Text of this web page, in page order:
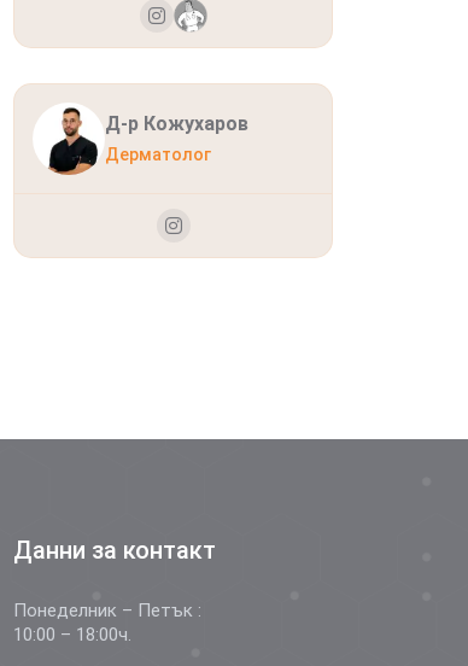
Д-р Кожухаров
Дерматолог
Данни за контакт
Понеделник – Петък :
10:00 – 18:00ч.